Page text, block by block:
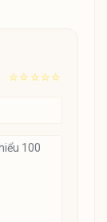
☆
☆
☆
☆
☆